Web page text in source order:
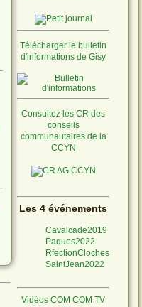
Télécharger le bulletin
d'informations de Gisy
Consultez les CR des
conseils
communautaires de la
CCYN
Les 4 événements
Cavalcade2019
Paques2022
RfectionCloches
SaintJean2022
Vidéos COM COM TV